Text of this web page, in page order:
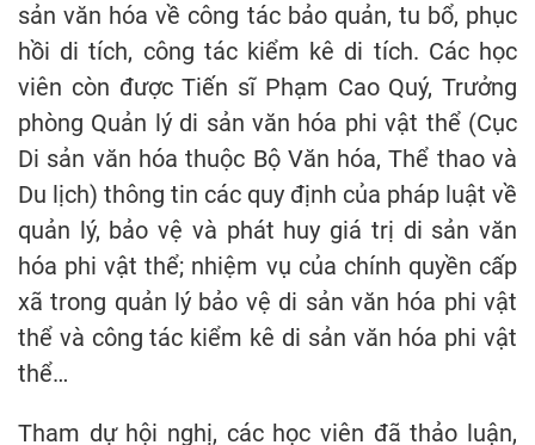
sản văn hóa về công tác bảo quản, tu bổ, phục
hồi di tích, công tác kiểm kê di tích. Các học
viên còn được Tiến sĩ Phạm Cao Quý, Trưởng
phòng Quản lý di sản văn hóa phi vật thể (Cục
Di sản văn hóa thuộc Bộ Văn hóa, Thể thao và
Du lịch) thông tin các quy định của pháp luật về
quản lý, bảo vệ và phát huy giá trị di sản văn
hóa phi vật thể; nhiệm vụ của chính quyền cấp
xã trong quản lý bảo vệ di sản văn hóa phi vật
thể và công tác kiểm kê di sản văn hóa phi vật
thể…
Tham dự hội nghị, các học viên đã thảo luận,